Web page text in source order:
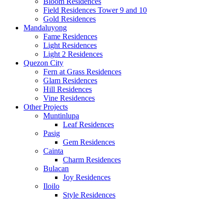
Field Residences Tower 9 and 10
Gold Residences
Mandaluyong
Fame Residences
Light Residences
Light 2 Residences
Quezon City
Fern at Grass Residences
Glam Residences
Hill Residences
Vine Residences
Other Projects
Muntinlupa
Leaf Residences
Pasig
Gem Residences
Cainta
Charm Residences
Bulacan
Joy Residences
Iloilo
Style Residences